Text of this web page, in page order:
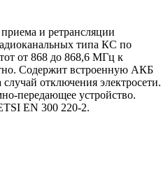
и ретрансляции
типа КС по
от 868 до 868,6 МГц к
Содержит встроенную АКБ
отключения электросети.
передающее устройство.
EN 300 220-2.